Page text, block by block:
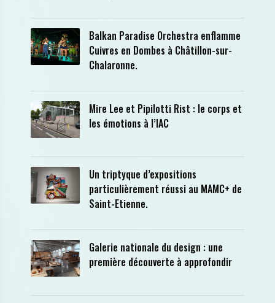
Balkan Paradise Orchestra enflamme
Cuivres en Dombes à Châtillon-sur-
Chalaronne.
Mire Lee et Pipilotti Rist : le corps et
les émotions à l’IAC
Un triptyque d’expositions
particulièrement réussi au MAMC+ de
Saint-Etienne.
Galerie nationale du design : une
première découverte à approfondir